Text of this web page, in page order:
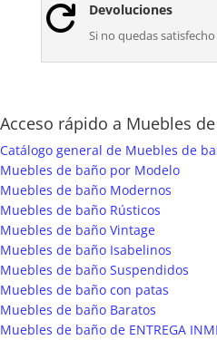
 Devoluciones
Si no quedas
Acceso rápido a Muebles
Catálogo general de Muebles de
Muebles de baño por Modelo
Muebles de baño Modernos
Muebles de baño Rústicos
Muebles de baño Vintage
Muebles de baño Isabelinos
Muebles de baño Suspendidos
Muebles de baño con patas
Muebles de baño Baratos
Muebles de baño de ENTREGA